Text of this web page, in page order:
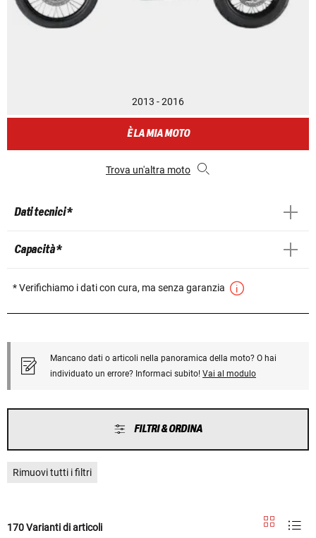
2013 - 2016
È LA MIA MOTO
Trova un'altra moto
Dati tecnici *
Capacità *
* Verifichiamo i dati con cura, ma senza garanzia
Mancano dati o articoli nella panoramica della moto? O hai
individuato un errore? Informaci subito! Vai al modulo
FILTRI & ORDINA
Rimuovi tutti i filtri
170 Varianti di articoli